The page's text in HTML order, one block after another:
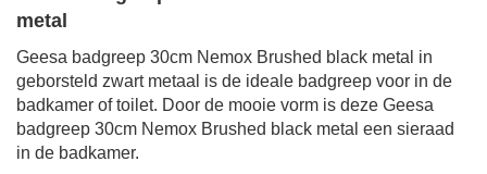
metal
Geesa badgreep 30cm Nemox Brushed black metal in
geborsteld zwart metaal is de ideale badgreep voor in de
badkamer of toilet. Door de mooie vorm is deze Geesa
badgreep 30cm Nemox Brushed black metal een sieraad
in de badkamer.